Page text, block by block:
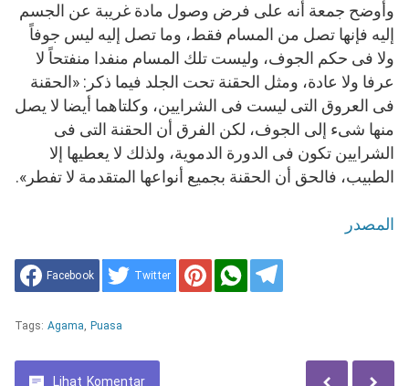
وأوضح جمعة أنه على فرض وصول مادة غريبة عن الجسم
إليه فإنها تصل من المسام فقط، وما تصل إليه ليس جوفاً
ولا فى حكم الجوف، وليست تلك المسام منفدا منفتحاً لا
عرفا ولا عادة، ومثل الحقنة تحت الجلد فيما ذكر: «الحقنة
فى العروق التى ليست فى الشرايين، وكلتاهما أيضا لا يصل
منها شىء إلى الجوف، لكن الفرق أن الحقنة التى فى
الشرايين تكون فى الدورة الدموية، ولذلك لا يعطيها إلا
الطبيب، فالحق أن الحقنة بجميع أنواعها المتقدمة لا تفطر».
المصدر
Facebook Twitter
Tags: Agama, Puasa
Lihat Komentar